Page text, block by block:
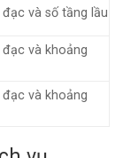
và số tầng lầu
và khoảng
và khoảng